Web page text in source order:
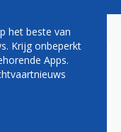
DRONE
het beste van
Krijg onbeperkt
Apps.